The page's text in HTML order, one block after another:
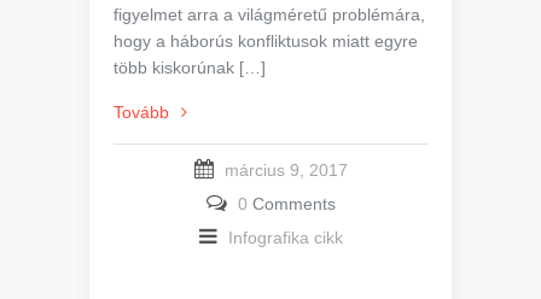
figyelmet arra a világméretű problémára,
hogy a háborús konfliktusok miatt egyre
több kiskorúnak […]
Tovább
március 9, 2017
0 Comments
Infografika cikk